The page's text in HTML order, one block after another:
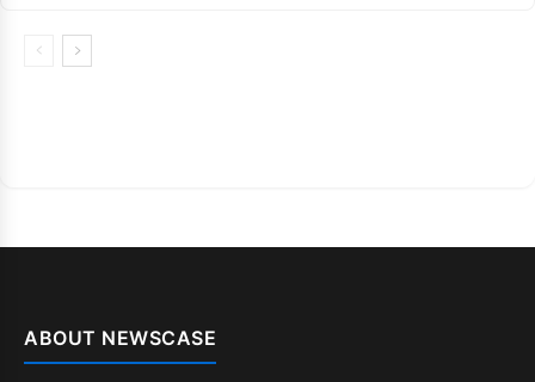
ABOUT NEWSCASE